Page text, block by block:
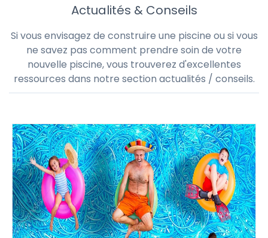
Actualités & Conseils
Si vous envisagez de construire une piscine ou si vous
ne savez pas comment prendre soin de votre
nouvelle piscine, vous trouverez d'excellentes
ressources dans notre section actualités / conseils.